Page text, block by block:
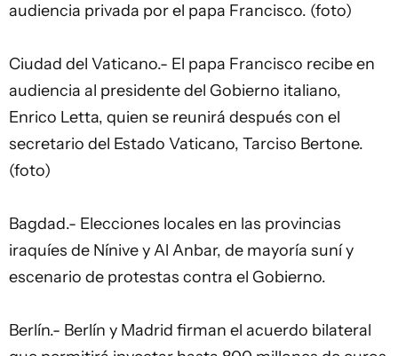
audiencia privada por el papa Francisco. (foto)
Ciudad del Vaticano.- El papa Francisco recibe en
audiencia al presidente del Gobierno italiano,
Enrico Letta, quien se reunirá después con el
secretario del Estado Vaticano, Tarciso Bertone.
(foto)
Bagdad.- Elecciones locales en las provincias
iraquíes de Nínive y Al Anbar, de mayoría suní y
escenario de protestas contra el Gobierno.
Berlín.- Berlín y Madrid firman el acuerdo bilateral